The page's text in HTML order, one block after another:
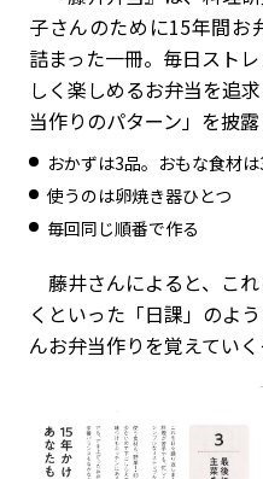
子さんのために15年間お
詰まった一冊。毎日スト
しく楽しめるお弁当を追
当作りのパターン」を披露
おかずは3品。おもな食材は
使うのは卵焼き器ひとつ
毎回同じ順番で作る
藤井さんによると、こ
くといった「日課」のよ
んお弁当作りを覚えていく